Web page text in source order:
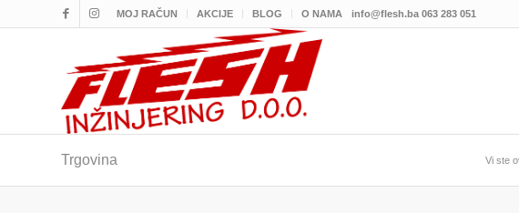
MOJ RAČUN AKCIJE BLOG O NAMA info@flesh.ba 063 283 051
Trgovina Vi ste